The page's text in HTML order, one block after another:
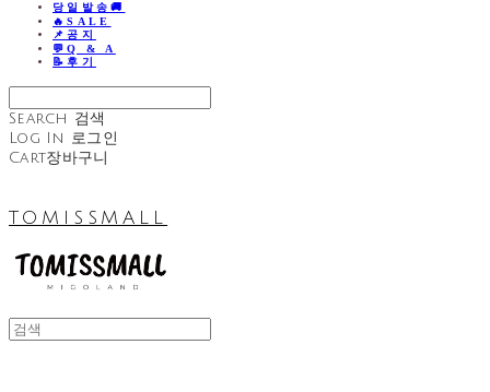
당일발송🚚
🔥SALE
📌공지
💬Q & A
📝후기
Search 검색
Log In 로그인
Cart장바구니
TOMISSMALL